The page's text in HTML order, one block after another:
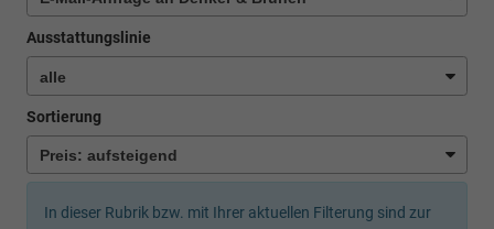
Ausstattungslinie
Sortierung
In dieser Rubrik bzw. mit Ihrer aktuellen Filterung sind zur